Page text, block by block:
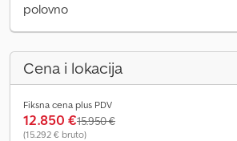
polovno
Cena i lokacija
Fiksna cena plus PDV
12.850 €15.950 €
(15.292 € bruto)